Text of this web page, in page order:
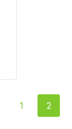
Seite
1
Seite
2